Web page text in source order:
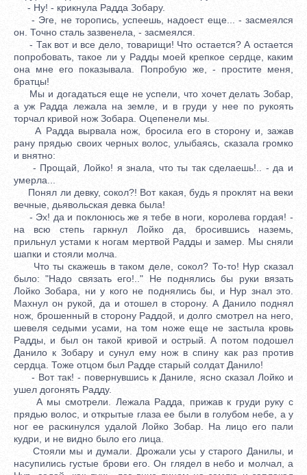
- Ну! - крикнула Радда Зобару.
- Эге, не торопись, успеешь, надоест еще... - засмеялся
он. Точно сталь зазвенела, - засмеялся.
- Так вот и все дело, товарищи! Что остается? А остается
попробовать, такое ли у Радды моей крепкое сердце, каким
она мне его показывала. Попробую же, - простите меня,
братцы!
Мы и догадаться еще не успели, что хочет делать Зобар,
а уж Радда лежала на земле, и в груди у нее по рукоять
торчал кривой нож Зобара. Оцепенели мы.
А Радда вырвала нож, бросила его в сторону и, зажав
рану прядью своих черных волос, улыбаясь, сказала громко
и внятно:
- Прощай, Лойко! я знала, что ты так сделаешь!.. - да и
умерла...
Понял ли девку, сокол?! Вот какая, будь я проклят на веки
вечные, дьявольская девка была!
- Эх! да и поклонюсь же я тебе в ноги, королева гордая! -
на всю степь гаркнул Лойко да, бросившись наземь,
прильнул устами к ногам мертвой Радды и замер. Мы сняли
шапки и стояли молча.
Что ты скажешь в таком деле, сокол? То-то! Нур сказал
было: "Надо связать его!.." Не поднялись бы руки вязать
Лойко Зобара, ни у кого не поднялись бы, и Нур знал это.
Махнул он рукой, да и отошел в сторону. А Данило поднял
нож, брошенный в сторону Раддой, и долго смотрел на него,
шевеля седыми усами, на том ноже еще не застыла кровь
Радды, и был он такой кривой и острый. А потом подошел
Данило к Зобару и сунул ему нож в спину как раз против
сердца. Тоже отцом был Радде старый солдат Данило!
- Вот так! - повернувшись к Даниле, ясно сказал Лойко и
ушел догонять Радду.
А мы смотрели. Лежала Радда, прижав к груди руку с
прядью волос, и открытые глаза ее были в голубом небе, а у
ног ее раскинулся удалой Лойко Зобар. На лицо его пали
кудри, и не видно было его лица.
Стояли мы и думали. Дрожали усы у старого Данилы, и
насупились густые брови его. Он глядел в небо и молчал, а